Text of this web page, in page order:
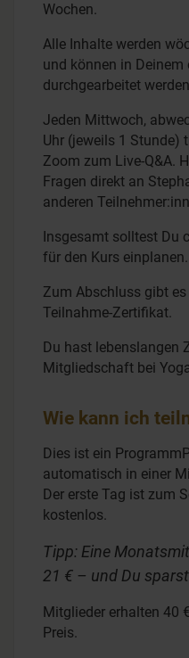
Wochen.
Alle Inhalte werden
und können in Deinem
durchgearbeitet
Jeden Mittwoch,
Uhr (jeweils 1 Stunde)
Zoom zum Live-Q&A.
Fragen direkt an
anderen
Insgesamt solltest Du
für den Kurs einplanen.
Zum Abschluss gibt
Teilnahme-Zertifikat.
Du hast lebenslangen
Mitgliedschaft bei
Wie kann ich
Dies ist ein Programm
automatisch in einer
Der erste Tag ist zum
kostenlos.
Tipp: Eine
21 € – und Du
Mitglieder erhalten 40
Preis.